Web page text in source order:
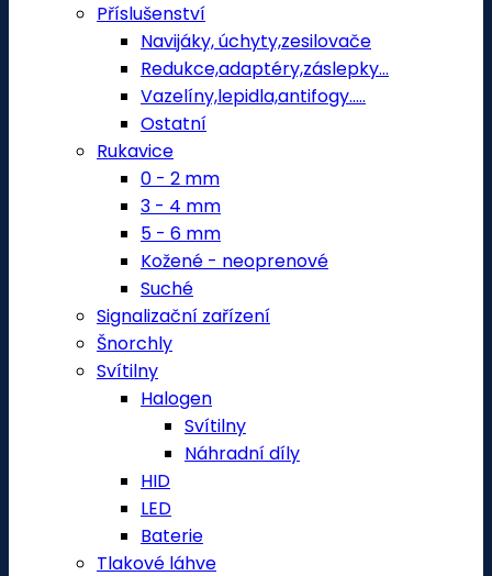
Příslušenství
Navijáky, úchyty,zesilovače
Redukce,adaptéry,záslepky...
Vazelíny,lepidla,antifogy.....
Ostatní
Rukavice
0 - 2 mm
3 - 4 mm
5 - 6 mm
Kožené - neoprenové
Suché
Signalizační zařízení
Šnorchly
Svítilny
Halogen
Svítilny
Náhradní díly
HID
LED
Baterie
Tlakové láhve